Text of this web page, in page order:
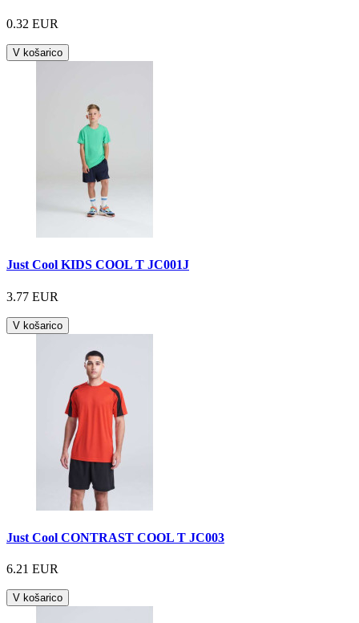
0.32 EUR
V košarico
Just Cool KIDS COOL T JC001J
3.77 EUR
V košarico
Just Cool CONTRAST COOL T JC003
6.21 EUR
V košarico